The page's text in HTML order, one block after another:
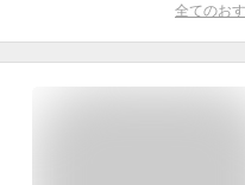
全てのお